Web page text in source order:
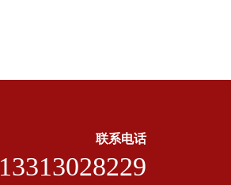
联系电话
13313028229